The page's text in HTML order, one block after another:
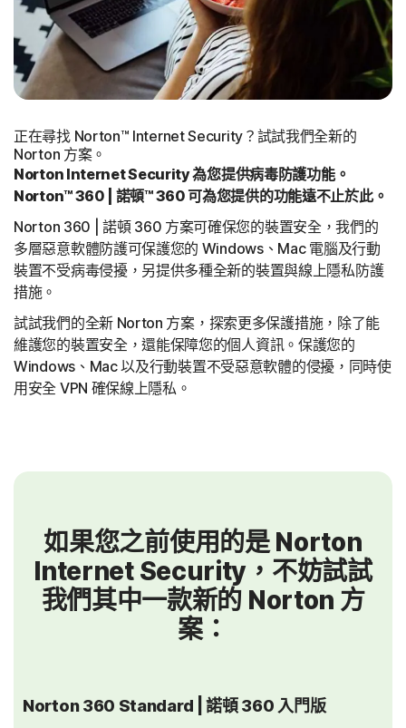
正在尋找 Norton™ Internet Security？試試我們全新的
Norton 方案。
Norton Internet Security 為您提供病毒防護功能。
Norton™ 360 | 諾頓™ 360 可為您提供的功能遠不止於此。
Norton 360 | 諾頓 360 方案可確保您的裝置安全，我們的
多層惡意軟體防護可保護您的 Windows、Mac 電腦及行動
裝置不受病毒侵擾，另提供多種全新的裝置與線上隱私防護
措施。
試試我們的全新 Norton 方案，探索更多保護措施，除了能
維護您的裝置安全，還能保障您的個人資訊。保護您的
Windows、Mac 以及行動裝置不受惡意軟體的侵擾，同時使
用安全 VPN 確保線上隱私。
如果您之前使用的是 Norton
Internet Security，不妨試試
我們其中一款新的 Norton 方
案：
Norton 360 Standard | 諾頓 360 入門版